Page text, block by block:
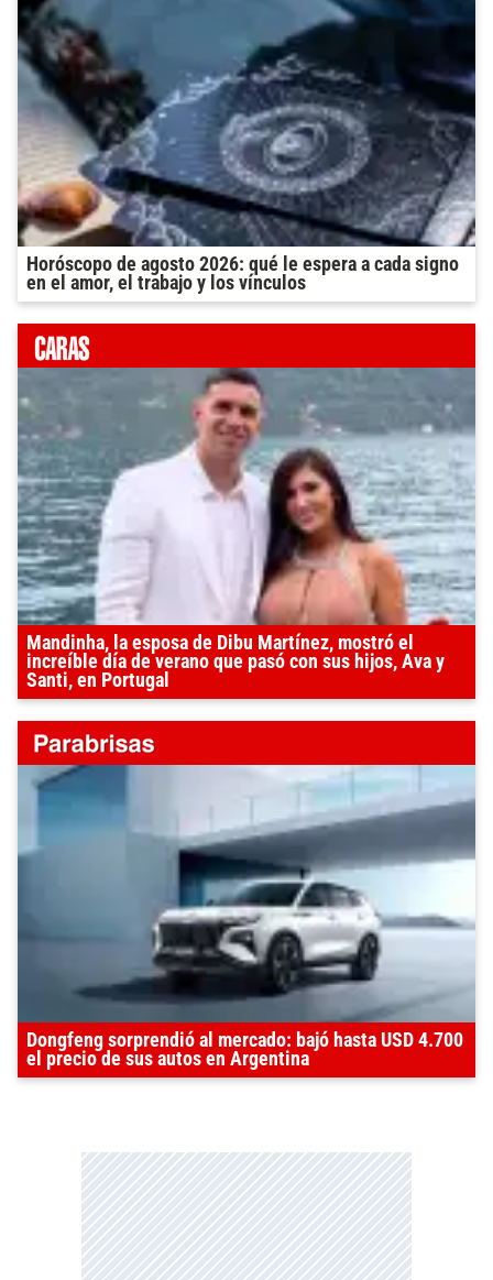
Horóscopo de agosto 2026: qué le espera a cada signo
en el amor, el trabajo y los vínculos
Mandinha, la esposa de Dibu Martínez, mostró el
increíble día de verano que pasó con sus hijos, Ava y
Santi, en Portugal
Dongfeng sorprendió al mercado: bajó hasta USD 4.700
el precio de sus autos en Argentina